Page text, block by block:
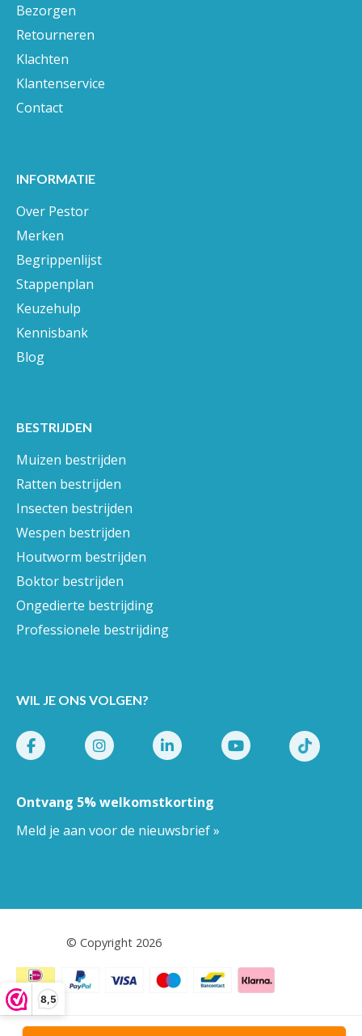
8,5
Bezorgen
Retourneren
Klachten
Klantenservice
Contact
INFORMATIE
Over Pestor
Merken
Begrippenlijst
Stappenplan
Keuzehulp
Kennisbank
Blog
BESTRIJDEN
Muizen bestrijden
Ratten bestrijden
Insecten bestrijden
Wespen bestrijden
Houtworm bestrijden
Boktor bestrijden
Ongedierte bestrijding
Professionele bestrijding
WIL JE ONS VOLGEN?
Ontvang 5% welkomstkorting
Meld je aan voor de nieuwsbrief »
© Copyright 2026
Algemene voorwaarden-Privacy-Cookies